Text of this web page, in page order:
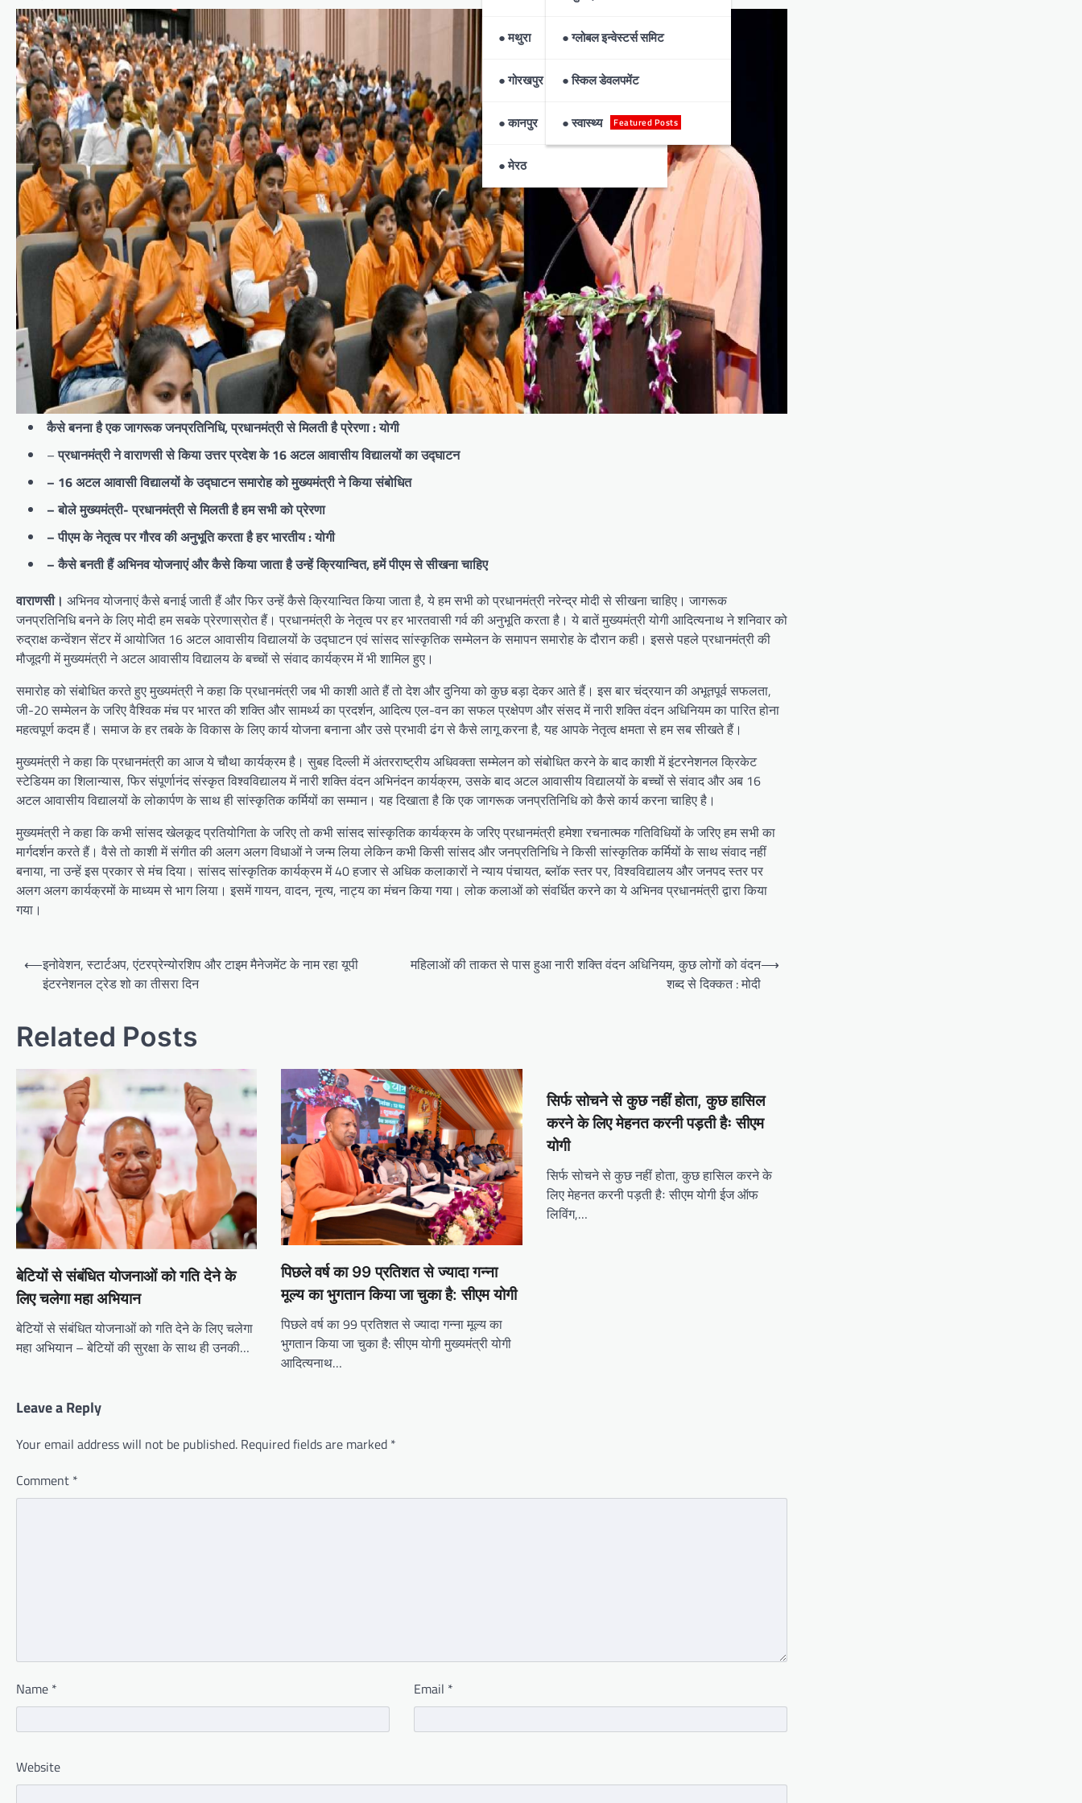
● मथुरा
● गोरखपुर
● कानपुर
● मेरठ
● ग्लोबल इन्वेस्टर्स समिट
● स्किल डेवलपमेंट
● स्वास्थ्य Featured Posts
कैसे बनना है एक जागरूक जनप्रतिनिधि, प्रधानमंत्री से मिलती है प्रेरणा : योगी
–प्रधानमंत्री ने वाराणसी से किया उत्तर प्रदेश के 16 अटल आवासीय विद्यालयों का उद्घाटन
– 16 अटल आवासी विद्यालयों के उद्घाटन समारोह को मुख्यमंत्री ने किया संबोधित
– बोले मुख्यमंत्री- प्रधानमंत्री से मिलती है हम सभी को प्रेरणा
– पीएम के नेतृत्व पर गौरव की अनुभूति करता है हर भारतीय : योगी
– कैसे बनती हैं अभिनव योजनाएं और कैसे किया जाता है उन्हें क्रियान्वित, हमें पीएम से सीखना चाहिए
वाराणसी। अभिनव योजनाएं कैसे बनाई जाती हैं और फिर उन्हें कैसे क्रियान्वित किया जाता है, ये हम सभी को प्रधानमंत्री नरेन्द्र मोदी से सीखना चाहिए। जागरूक
जनप्रतिनिधि बनने के लिए मोदी हम सबके प्रेरणास्रोत हैं। प्रधानमंत्री के नेतृत्व पर हर भारतवासी गर्व की अनुभूति करता है। ये बातें मुख्यमंत्री योगी आदित्यनाथ ने शनिवार को
रुद्राक्ष कन्वेंशन सेंटर में आयोजित 16 अटल आवासीय विद्यालयों के उद्घाटन एवं सांसद सांस्कृतिक सम्मेलन के समापन समारोह के दौरान कही। इससे पहले प्रधानमंत्री की
मौजूदगी में मुख्यमंत्री ने अटल आवासीय विद्यालय के बच्चों से संवाद कार्यक्रम में भी शामिल हुए।
समारोह को संबोधित करते हुए मुख्यमंत्री ने कहा कि प्रधानमंत्री जब भी काशी आते हैं तो देश और दुनिया को कुछ बड़ा देकर आते हैं। इस बार चंद्रयान की अभूतपूर्व सफलता,
जी-20 सम्मेलन के जरिए वैश्विक मंच पर भारत की शक्ति और सामर्थ्य का प्रदर्शन, आदित्य एल-वन का सफल प्रक्षेपण और संसद में नारी शक्ति वंदन अधिनियम का पारित होना
महत्वपूर्ण कदम हैं। समाज के हर तबके के विकास के लिए कार्य योजना बनाना और उसे प्रभावी ढंग से कैसे लागू करना है, यह आपके नेतृत्व क्षमता से हम सब सीखते हैं।
मुख्यमंत्री ने कहा कि प्रधानमंत्री का आज ये चौथा कार्यक्रम है। सुबह दिल्ली में अंतरराष्ट्रीय अधिवक्ता सम्मेलन को संबोधित करने के बाद काशी में इंटरनेशनल क्रिकेट
स्टेडियम का शिलान्यास, फिर संपूर्णानंद संस्कृत विश्वविद्यालय में नारी शक्ति वंदन अभिनंदन कार्यक्रम, उसके बाद अटल आवासीय विद्यालयों के बच्चों से संवाद और अब 16
अटल आवासीय विद्यालयों के लोकार्पण के साथ ही सांस्कृतिक कर्मियों का सम्मान। यह दिखाता है कि एक जागरूक जनप्रतिनिधि को कैसे कार्य करना चाहिए है।
मुख्यमंत्री ने कहा कि कभी सांसद खेलकूद प्रतियोगिता के जरिए तो कभी सांसद सांस्कृतिक कार्यक्रम के जरिए प्रधानमंत्री हमेशा रचनात्मक गतिविधियों के जरिए हम सभी का
मार्गदर्शन करते हैं। वैसे तो काशी में संगीत की अलग अलग विधाओं ने जन्म लिया लेकिन कभी किसी सांसद और जनप्रतिनिधि ने किसी सांस्कृतिक कर्मियों के साथ संवाद नहीं
बनाया, ना उन्हें इस प्रकार से मंच दिया। सांसद सांस्कृतिक कार्यक्रम में 40 हजार से अधिक कलाकारों ने न्याय पंचायत, ब्लॉक स्तर पर, विश्वविद्यालय और जनपद स्तर पर
अलग अलग कार्यक्रमों के माध्यम से भाग लिया। इसमें गायन, वादन, नृत्य, नाट्य का मंचन किया गया। लोक कलाओं को संवर्धित करने का ये अभिनव प्रधानमंत्री द्वारा किया
गया।
Post
navigation
⟵इनोवेशन, स्टार्टअप, एंटरप्रेन्योरशिप और टाइम मैनेजमेंट के नाम रहा यूपी
इंटरनेशनल ट्रेड शो का तीसरा दिन
महिलाओं की ताकत से पास हुआ नारी शक्ति वंदन अधिनियम, कुछ लोगों को वंदन
शब्द से दिक्कत : मोदी
⟶
Related Posts
बेटियों से संबंधित योजनाओं को गति देने के
लिए चलेगा महा अभियान
बेटियों से संबंधित योजनाओं को गति देने के लिए चलेगा
महा अभियान – बेटियों की सुरक्षा के साथ ही उनकी…
पिछले वर्ष का 99 प्रतिशत से ज्यादा गन्ना
मूल्य का भुगतान किया जा चुका है: सीएम योगी
पिछले वर्ष का 99 प्रतिशत से ज्यादा गन्ना मूल्य का
भुगतान किया जा चुका है: सीएम योगी मुख्यमंत्री योगी
आदित्यनाथ…
सिर्फ सोचने से कुछ नहीं होता, कुछ हासिल
करने के लिए मेहनत करनी पड़ती हैः सीएम
योगी
सिर्फ सोचने से कुछ नहीं होता, कुछ हासिल करने के
लिए मेहनत करनी पड़ती हैः सीएम योगी ईज ऑफ
लिविंग,…
Leave a Reply
Your email address will not be published. Required fields are marked *
Comment *
Name * Email *
Website